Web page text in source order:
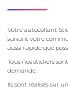
Votre autocollant
suivant votre
aussi rapide que
Tous nos stickers
demande.
Ils sont réalisés sur